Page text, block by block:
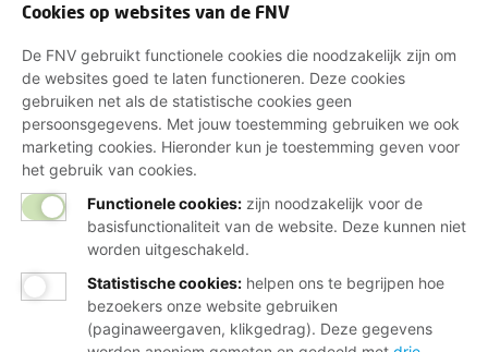
Cookies op websites van de FNV
De FNV gebruikt functionele cookies die noodzakelijk zijn om
de websites goed te laten functioneren. Deze cookies
gebruiken net als de statistische cookies geen
persoonsgegevens. Met jouw toestemming gebruiken we ook
marketing cookies. Hieronder kun je toestemming geven voor
het gebruik van cookies.
Functionele cookies: zijn noodzakelijk voor de
basisfunctionaliteit van de website. Deze kunnen niet
worden uitgeschakeld.
Statistische cookies: helpen ons te begrijpen hoe
bezoekers onze website gebruiken
(paginaweergaven, klikgedrag). Deze gegevens